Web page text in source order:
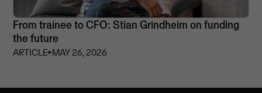
From trainee to CFO: Stian Grindheim on funding
the future
ARTICLE⏵MAY 26, 2026